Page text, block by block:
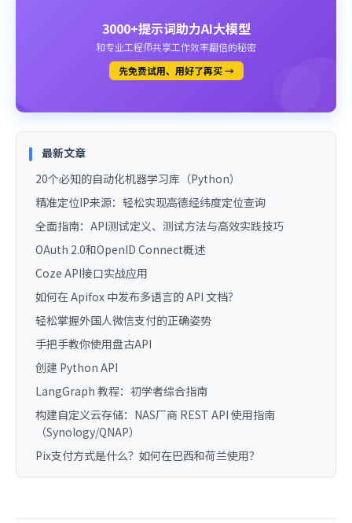
3000+提示词助力AI大模型
和专业工程师共享工作效率翻倍的秘密
先免费试用、用好了再买 →
最新文章
20个必知的自动化机器学习库（Python）
精准定位IP来源：轻松实现高德经纬度定位查询
全面指南：API测试定义、测试方法与高效实践技巧
OAuth 2.0和OpenID Connect概述
Coze API接口实战应用
如何在 Apifox 中发布多语言的 API 文档？
轻松掌握外国人微信支付的正确姿势
手把手教你使用盘古API
创建 Python API
LangGraph 教程：初学者综合指南
构建自定义云存储：NAS厂商 REST API 使用指南
（Synology/QNAP）
Pix支付方式是什么？如何在巴西和荷兰使用？